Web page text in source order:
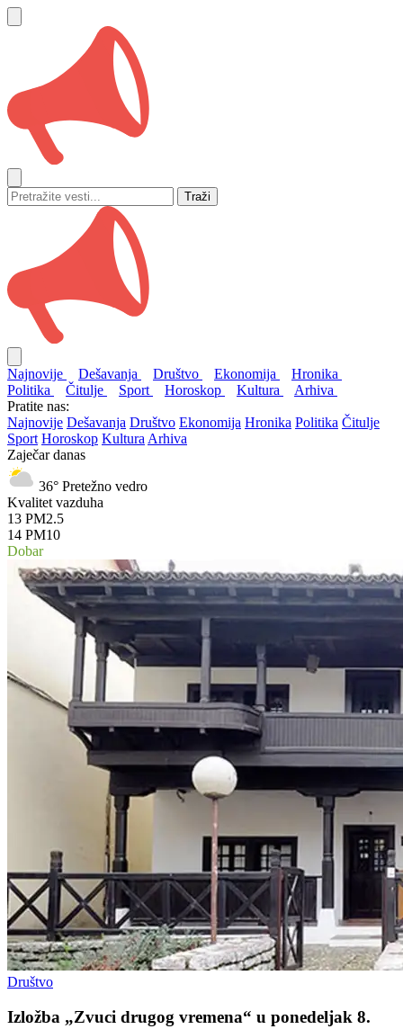
Traži
Najnovije Dešavanja Društvo Ekonomija
Hronika
Politika
Čitulje Sport Horoskop Kultura
Arhiva
Pratite nas:
Najnovije Dešavanja Društvo Ekonomija Hronika Politika Čitulje
Sport Horoskop Kultura Arhiva
Zaječar danas
36° Pretežno vedro
Kvalitet vazduha
13 PM2.5
14 PM10
Dobar
Društvo
Izložba „Zvuci drugog vremena“ u ponedeljak 8.